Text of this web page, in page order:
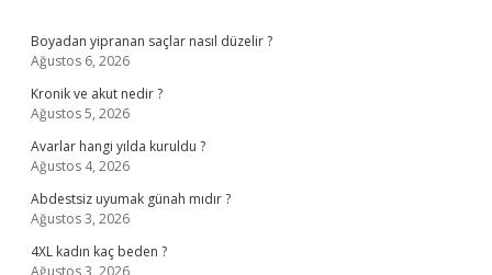
Boyadan yipranan saçlar nasıl düzelir ?
Ağustos 6, 2026
Kronik ve akut nedir ?
Ağustos 5, 2026
Avarlar hangi yılda kuruldu ?
Ağustos 4, 2026
Abdestsiz uyumak günah mıdır ?
Ağustos 3, 2026
4XL kadın kaç beden ?
Ağustos 3, 2026